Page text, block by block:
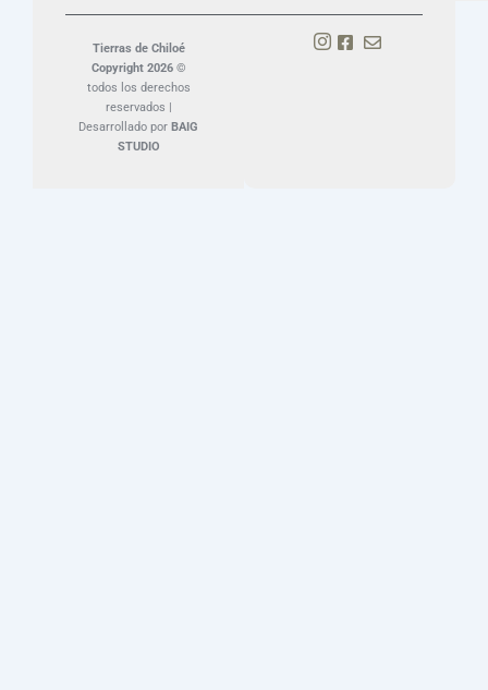
Tierras de Chiloé
Copyright 2026 ©
todos los derechos
reservados |
Desarrollado por BAIG
STUDIO